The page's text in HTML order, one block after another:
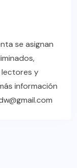
se asignan
lectores y
información